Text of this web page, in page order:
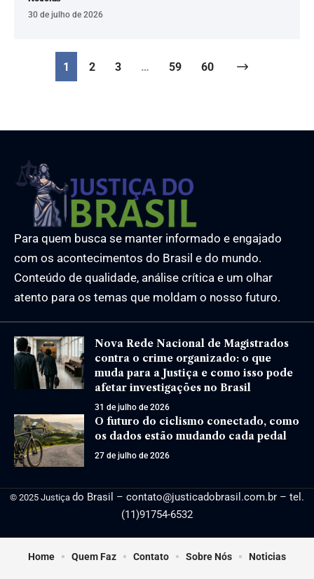
30 de julho de 2026
1 2 3 … 59 60
Para quem busca se manter informado e engajado
com os acontecimentos do Brasil e do mundo.
Conteúdo de qualidade, análise crítica e um olhar
atento para os temas que moldam o nosso futuro.
Nova Rede Nacional de Magistrados
contra o crime organizado: o que
muda para a Justiça e como isso pode
afetar investigações no Brasil
31 de julho de 2026
O futuro do ciclismo conectado, como
os dados estão mudando cada pedal
27 de julho de 2026
© 2025 Justiça do Brasil – contato@justicadobrasil.com.br – tel.
(11)91754-6532
Home Quem Faz Contato Sobre Nós Noticias